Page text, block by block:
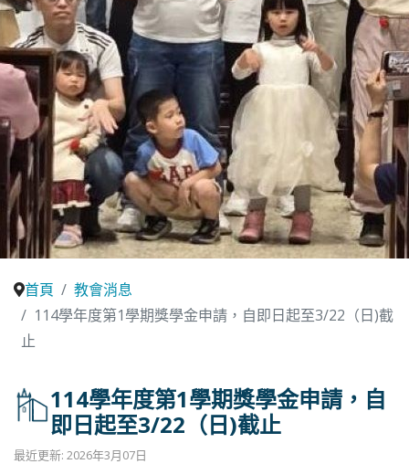
首頁
教會消息
114學年度第1學期獎學金申請，自即日起至3/22（日)截
止
114學年度第1學期獎學金申請，自
即日起至3/22（日)截止
最近更新: 2026年3月07日